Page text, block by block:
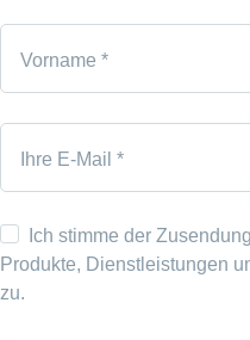
Vorname *
Ihre E-Mail *
Ich stimme der
Produkte, Dienstleistungen
zu.